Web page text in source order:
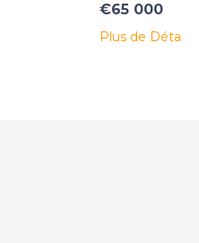
€65 000
Plus de Détails